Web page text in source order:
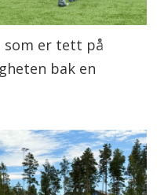
som er tett på
bak en